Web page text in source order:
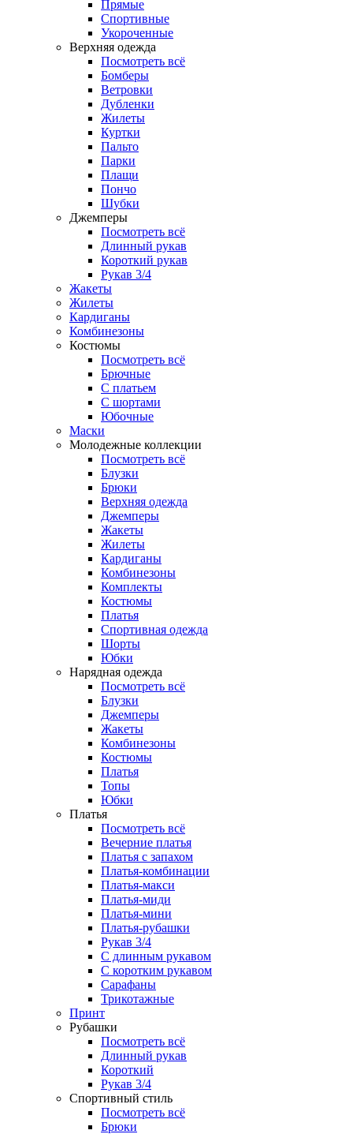
Прямые
Спортивные
Укороченные
Верхняя одежда
Посмотреть всё
Бомберы
Ветровки
Дубленки
Жилеты
Куртки
Пальто
Парки
Плащи
Пончо
Шубки
Джемперы
Посмотреть всё
Длинный рукав
Короткий рукав
Рукав 3/4
Жакеты
Жилеты
Кардиганы
Комбинезоны
Костюмы
Посмотреть всё
Брючные
С платьем
С шортами
Юбочные
Маски
Молодежные коллекции
Посмотреть всё
Блузки
Брюки
Верхняя одежда
Джемперы
Жакеты
Жилеты
Кардиганы
Комбинезоны
Комплекты
Костюмы
Платья
Спортивная одежда
Шорты
Юбки
Нарядная одежда
Посмотреть всё
Блузки
Джемперы
Жакеты
Комбинезоны
Костюмы
Платья
Топы
Юбки
Платья
Посмотреть всё
Вечерние платья
Платья с запахом
Платья-комбинации
Платья-макси
Платья-миди
Платья-мини
Платья-рубашки
Рукав 3/4
С длинным рукавом
С коротким рукавом
Сарафаны
Трикотажные
Принт
Рубашки
Посмотреть всё
Длинный рукав
Короткий
Рукав 3/4
Спортивный стиль
Посмотреть всё
Брюки